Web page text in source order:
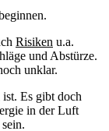
Risiken u.a.
und Abstürze.
unklar.
Es gibt doch
in der Luft